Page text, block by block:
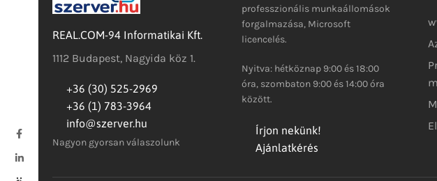
REAL.COM-94 Informatikai Kft.
1112 Budapest, Nagyida köz 1.
+36 (30) 525-2969
+36 (1) 783-3964
info@szerver.hu
Nagyon gyorsan válaszolunk
professzionális munkaállomások
forgalmazása, Microsoft
licencelés.
Nyitva: hétköznap 9:00 és 18:00
óra, szombaton 9:00 és 14:00 óra
között.
Írjon nekünk!
Ajánlatkérés